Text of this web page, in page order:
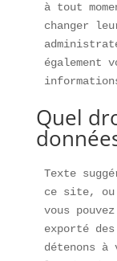
à tout
changer
également
Quel
Texte
ce site, ou
vous
exporté
détenons